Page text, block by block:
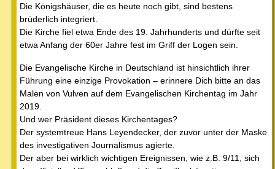
Die Königshäuser, die es heute noch gibt, sind bestens
brüderlich integriert.
Die Kirche fiel etwa Ende des 19. Jahrhunderts und dürfte seit
etwa Anfang der 60er Jahre fest im Griff der Logen sein.
Die Evangelische Kirche in Deutschland ist hinsichtlich ihrer
Führung eine einzige Provokation – erinnere Dich bitte an das
Malen von Vulven auf dem Evangelischen Kirchentag im Jahr
2019.
Und wer Präsident dieses Kirchentages?
Der systemtreue Hans Leyendecker, der zuvor unter der Maske
des investigativen Journalismus agierte.
Der aber bei wirklich wichtigen Ereignissen, wie z.B. 9/11, sich